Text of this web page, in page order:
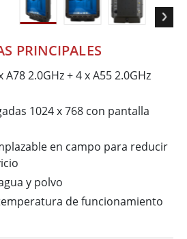
PRINCIPALES
A78 2.0GHz + 4 x A55 2.0GHz
1024 x 768 con pantalla
en campo para reducir
y polvo
de funcionamiento